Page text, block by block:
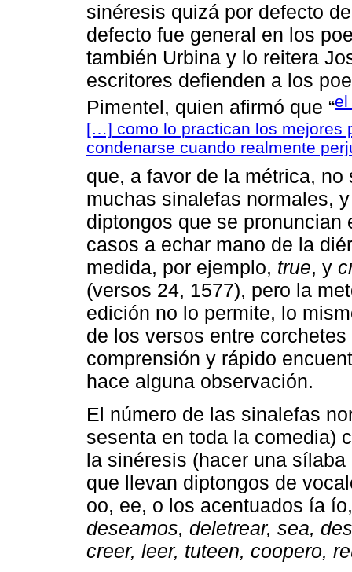
sinéresis quizá por defecto
defecto fue general en los
también Urbina y lo reitera
escritores defienden a los
Pimentel, quien afirmó que “el
[…] como lo practican los mejores
condenarse cuando realmente
que, a favor de la métrica,
muchas sinalefas normales,
diptongos que se
casos a echar mano de la
medida, por ejemplo, true, y
(versos 24, 1577), pero la
edición no lo permite, lo
de los versos entre
comprensión y rápido
hace alguna observación.
El número de las sinalefas
sesenta en toda la comedia)
la sinéresis (hacer una
que llevan diptongos de
oo, ee, o los acentuados ía
deseamos, deletrear, sea,
creer, leer, tuteen, coopero,